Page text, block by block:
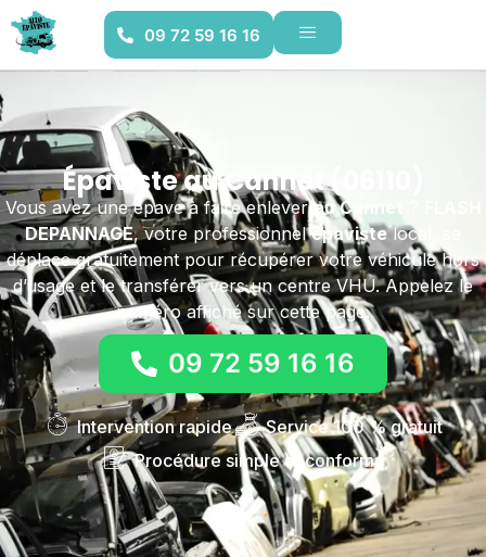
09 72 59 16 16
Épaviste au Cannet (06110)
Vous avez une épave à faire enlever au Cannet
DEPANNAGE, votre professionnelépavistelocal, se
déplace gratuitement pour récupérer votre véhicule hors
d’usage et le transférer vers un centre VHU. Appelez le
numéro affiché sur cette page.
09 72 59 16 16
Intervention rapide
Service 100 % gratuit
Procédure simple et conforme